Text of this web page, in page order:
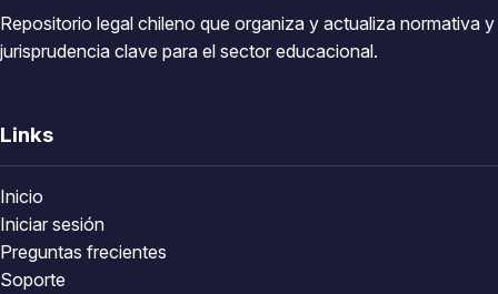
Repositorio legal chileno que organiza y actualiza normativa y
jurisprudencia clave para el sector educacional.
Links
Inicio
Iniciar sesión
Preguntas frecientes
Soporte